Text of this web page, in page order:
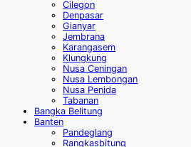
Cilegon
Denpasar
Gianyar
Jembrana
Karangasem
Klungkung
Nusa Ceningan
Nusa Lembongan
Nusa Penida
Tabanan
Bangka Belitung
Banten
Pandeglang
Rangkasbitung